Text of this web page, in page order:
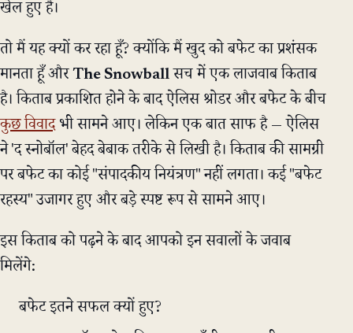
खेल हुए हैं।
तो मैं यह क्यों कर रहा हूँ? क्योंकि मैं खुद को बफेट का प्रशंसक
मानता हूँ और The Snowball सच में एक लाजवाब किताब
है। किताब प्रकाशित होने के बाद ऐलिस श्रोडर और बफेट के बीच
कुछ विवादभी सामने आए। लेकिन एक बात साफ है — ऐलिस
ने 'द स्नोबॉल' बेहद बेबाक तरीके से लिखी है। किताब की सामग्री
पर बफेट का कोई "संपादकीय नियंत्रण" नहीं लगता। कई "बफेट
रहस्य" उजागर हुए और बड़े स्पष्ट रूप से सामने आए।
इस किताब को पढ़ने के बाद आपको इन सवालों के जवाब
मिलेंगे:
बफेट इतने सफल क्यों हुए?